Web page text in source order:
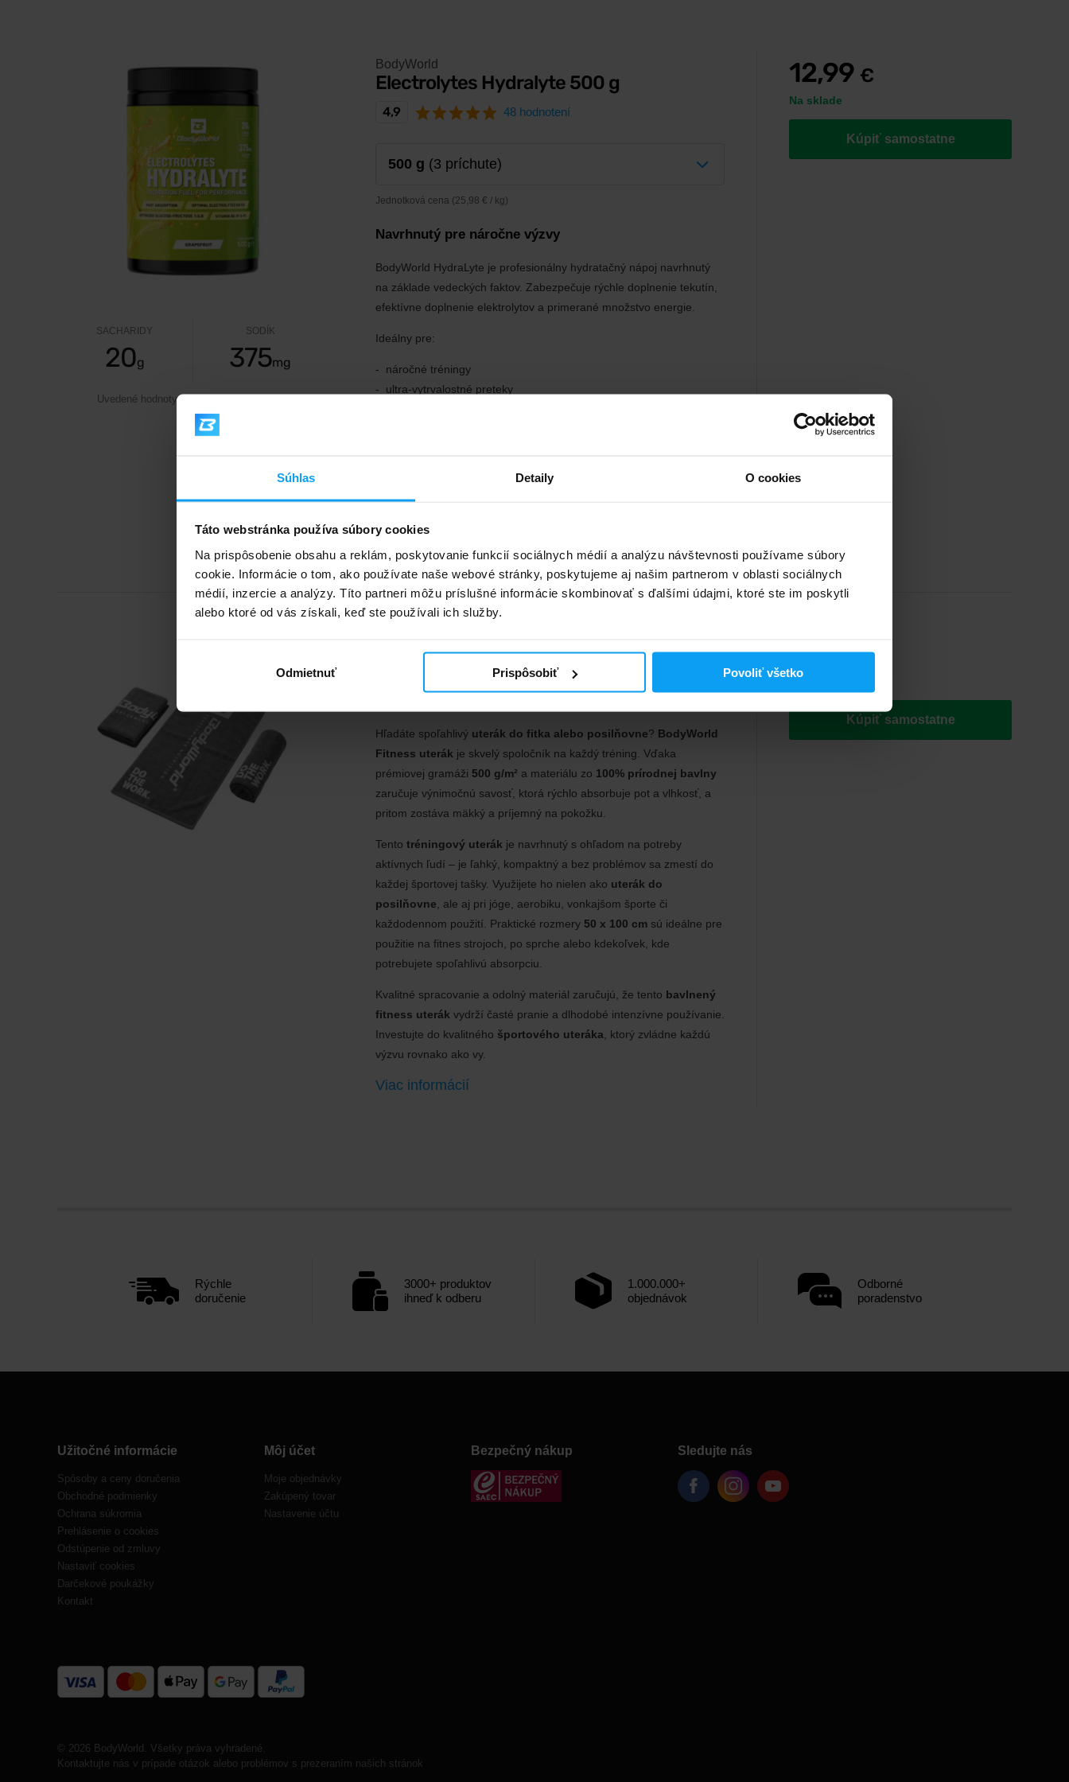
Súhlas Detaily O cookies
Táto webstránka používa súbory cookies
Na prispôsobenie obsahu a reklám, poskytovanie funkcií sociálnych médií a analýzu návštevnosti používame súbory
cookie. Informácie o tom, ako používate naše webové stránky, poskytujeme aj našim partnerom v oblasti sociálnych
médií, inzercie a analýzy. Títo partneri môžu príslušné informácie skombinovať s ďalšími údajmi, ktoré ste im poskytli
alebo ktoré od vás získali, keď ste používali ich služby.
Odmietnuť Prispôsobiť Povoliť všetko
SACHARIDY
20g
SODÍK
375mg
Uvedené hodnoty sú na jednu dávku
BodyWorld
Electrolytes Hydralyte 500 g
4,9 48 hodnotení
500 g (3 príchute)
Jednotková cena (25,98 € / kg)
Navrhnutý pre náročne výzvy
BodyWorld HydraLyte je profesionálny hydratačný nápoj navrhnutý
na základe vedeckých faktov. Zabezpečuje rýchle doplnenie tekutín,
efektívne doplnenie elektrolytov a primerané množstvo energie.
Ideálny pre:
náročné tréningy
ultra-vytrvalostné preteky
postavený na vede, praxi a zložení, ktoré telo zvláda – aj pri
dlhodobom výkone. Hydratuj chytro. Hydratuj s HydraLyte.
Viac informácií
12,99 €
Na sklade
Kúpiť samostatne
Fitness uterák BodyWorld 100 x 50 cm
53 hodnotení
Hľadáte spoľahlivý uterák do fitka alebo posilňovne? BodyWorld
Fitness uterák je skvelý spoločník na každý tréning. Vďaka
prémiovej gramáži 500 g/m² a materiálu zo 100% prírodnej bavlny
zaručuje výnimočnú savosť, ktorá rýchlo absorbuje pot a vlhkosť, a
pritom zostáva mäkký a príjemný na pokožku.
Tento tréningový uterák je navrhnutý s ohľadom na potreby
aktívnych ľudí – je ľahký, kompaktný a bez problémov sa zmestí do
každej športovej tašky. Využijete ho nielen ako uterák do
posilňovne, ale aj pri jóge, aerobiku, vonkajšom športe či
každodennom použití. Praktické rozmery 50 x 100 cm sú ideálne pre
použitie na fitnes strojoch, po sprche alebo kdekoľvek, kde
potrebujete spoľahlivú absorpciu.
Kvalitné spracovanie a odolný materiál zaručujú, že tento bavlnený
fitness uterák vydrží časté pranie a dlhodobé intenzívne používanie.
Investujte do kvalitného športového uteráka, ktorý zvládne každú
výzvu rovnako ako vy.
Viac informácií
7,99€
Na sklade
Kúpiť samostatne
Rýchle
doručenie
3000+ produktov
ihneď k odberu
1.000.000+
objednávok
Odborné
poradenstvo
Užitočné informácie
Spôsoby a ceny doručenia
Obchodné podmienky
Ochrana súkromia
Prehlásenie o cookies
Odstúpenie od zmluvy
Nastaviť cookies
Darčekové poukážky
Kontakt
Môj účet
Moje objednávky
Zakúpený tovar
Nastavenie účtu
Bezpečný nákup Sledujte nás
© 2026 BodyWorld. Všetky práva vyhradené.
Kontaktujte nás v prípade otázok alebo problémov s prezeraním našich stránok